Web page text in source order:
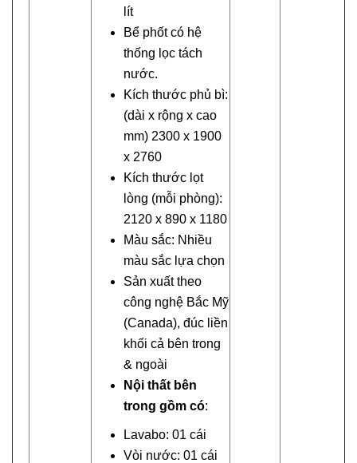
lít
Bể phốt có hệ
thống lọc tách
nước.
Kích thước phủ bì:
(dài x rộng x cao
mm) 2300 x 1900
x 2760
Kích thước lọt
lòng (mỗi phòng):
2120 x 890 x 1180
Màu sắc: Nhiều
màu sắc lựa chọn
Sản xuất theo
công nghệ Bắc Mỹ
(Canada), đúc liền
khối cả bên trong
& ngoài
Nội thất bên
trong gồm có:
Lavabo: 01 cái
Vòi nước: 01 cái